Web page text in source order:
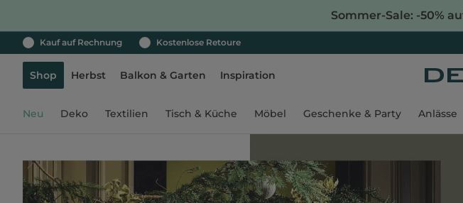
Sommer-Sale: -50%
Kauf auf Rechnung Kostenlose Retoure
Shop Herbst Balkon & Garten Inspiration
Neu Deko Textilien Tisch & Küche Möbel Geschenke & Party Anlässe